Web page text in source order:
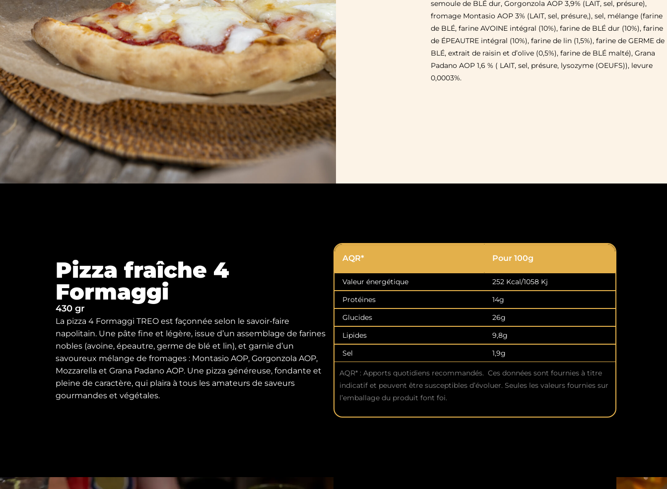
semoule de BLÉ dur, Gorgonzola AOP 3,9% (LAIT, sel, présure),
fromage Montasio AOP 3% (LAIT, sel, présure,), sel, mélange (farine
de BLÉ, farine AVOINE intégral (10%), farine de BLÉ dur (10%), farine
de ÉPEAUTRE intégral (10%), farine de lin (1,5%), farine de GERME de
BLÉ, extrait de raisin et d’olive (0,5%), farine de BLÉ malté), Grana
Padano AOP 1,6 % ( LAIT, sel, présure, lysozyme (OEUFS)), levure
0,0003%.
Pizza fraîche 4
Formaggi
430 gr
La pizza 4 Formaggi TREO est façonnée selon le savoir-faire
napolitain. Une pâte fine et légère, issue d’un assemblage de farines
nobles (avoine, épeautre, germe de blé et lin), et garnie d’un
savoureux mélange de fromages : Montasio AOP, Gorgonzola AOP,
Mozzarella et Grana Padano AOP. Une pizza généreuse, fondante et
pleine de caractère, qui plaira à tous les amateurs de saveurs
gourmandes et végétales.
AQR* Pour 100g
Valeur énergétique
252 Kcal/1058 Kj
Protéines
14g
Glucides
26g
Lipides
9,8g
Sel
1,9g
AQR* : Apports quotidiens recommandés. Ces données sont fournies à titre
indicatif et peuvent être susceptibles d’évoluer. Seules les valeurs fournies sur
l’emballage du produit font foi.